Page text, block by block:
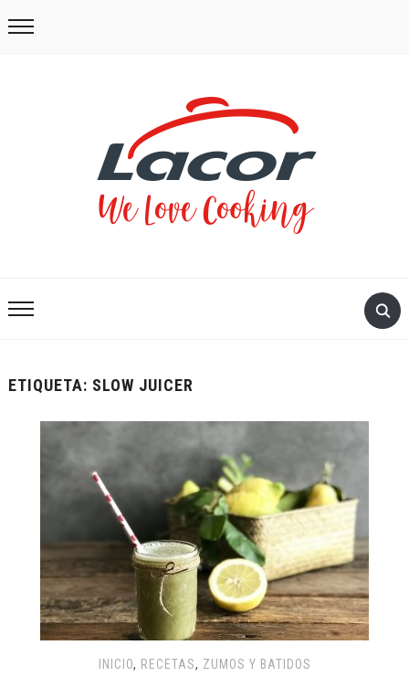
ETIQUETA: SLOW JUICER
INICIO, RECETAS, ZUMOS Y BATIDOS